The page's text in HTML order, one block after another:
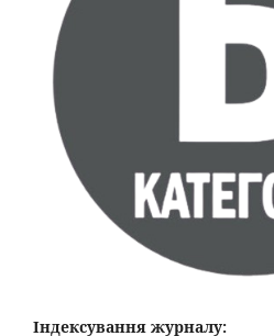
Індексування журналу: